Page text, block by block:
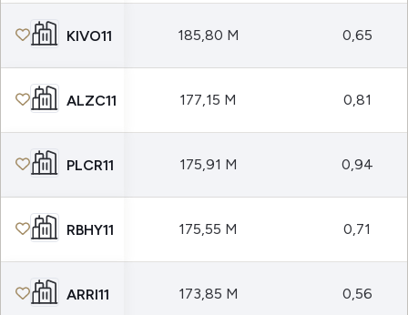
KIVO11 185,80 M 0,65
ALZC11 177,15 M 0,81
PLCR11 175,91 M 0,94
RBHY11 175,55 M 0,71
ARRI11 173,85 M 0,56